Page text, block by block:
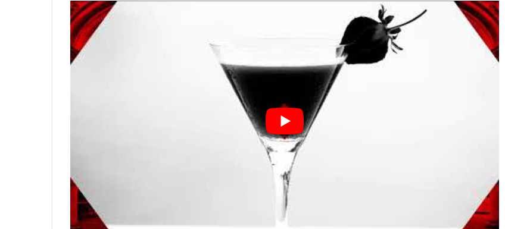
SBM и Be Safe Monaco продлили
партнёрство ради безопасных